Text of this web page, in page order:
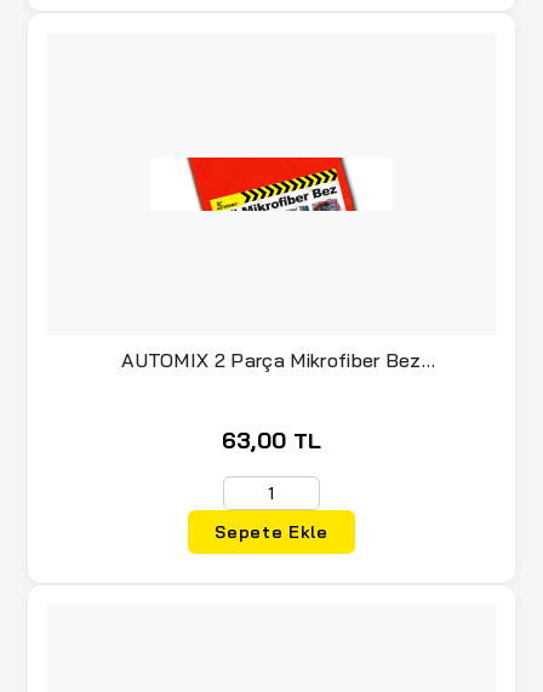
AUTOMIX 2 Parça Mikrofiber Bez
63,00 TL
Sepete Ekle